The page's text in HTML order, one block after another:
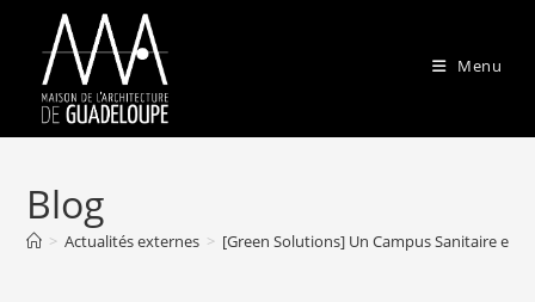
Menu
Blog
> Actualités externes > [Green Solutions] Un Campus Sanitaire et